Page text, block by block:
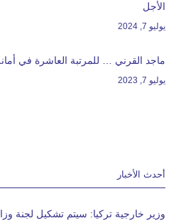
الأجل
يوليو 7, 2024
ماجد القرني … للمرتبة العاشرة في
يوليو 7, 2023
أحدث الأخبار
وزير خارجية تركيا: سيتم تشكيل لجنة